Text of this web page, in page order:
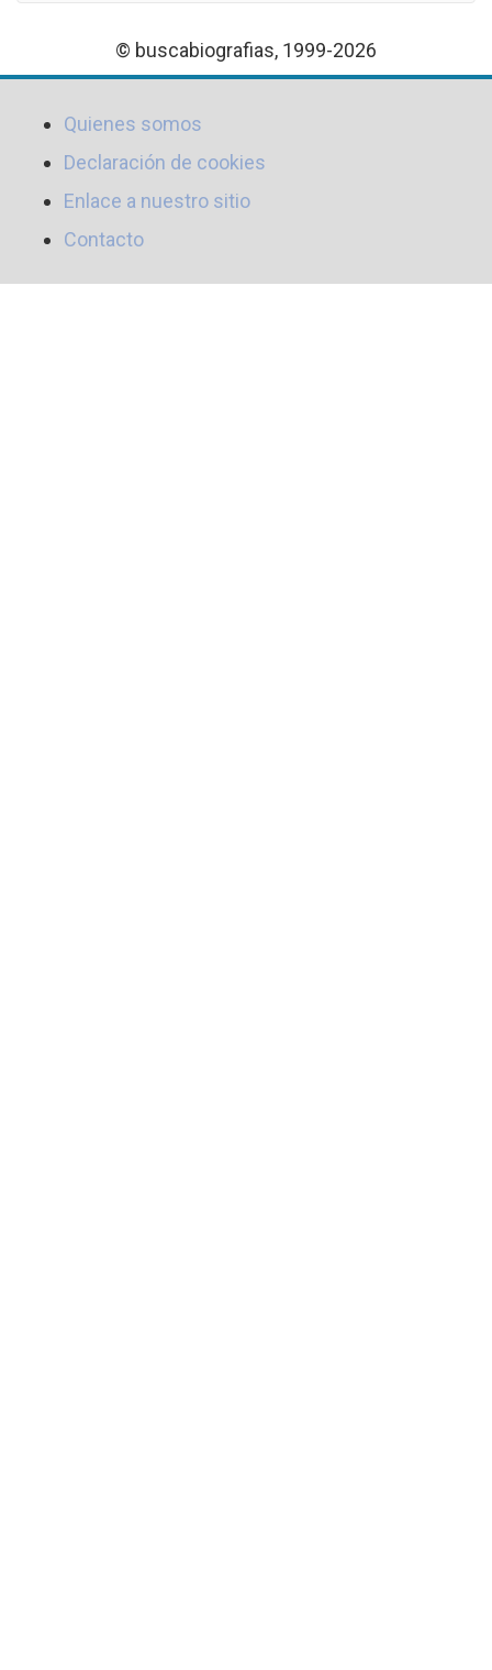
© buscabiografias, 1999-2026
Quienes somos
Declaración de cookies
Enlace a nuestro sitio
Contacto